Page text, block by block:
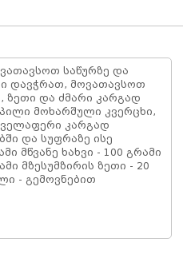
საწურზე და
დავჭრათ, მოვათავსოთ
ზეთი და ძმარი კარგად
მოხარშული კვერცხი,
კარგად
და სუფრაზე ისე
მწვანე ხახვი - 100 გრამი
მზესუმზირის ზეთი - 20
- გემოვნებით